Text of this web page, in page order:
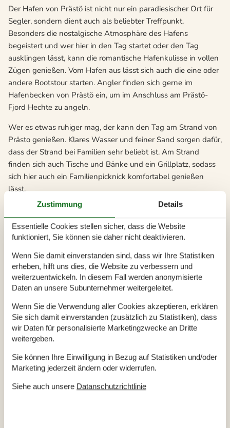
Der Hafen von Prästö ist nicht nur ein paradiesischer Ort für
Segler, sondern dient auch als beliebter Treffpunkt.
Besonders die nostalgische Atmosphäre des Hafens
begeistert und wer hier in den Tag startet oder den Tag
ausklingen lässt, kann die romantische Hafenkulisse in vollen
Zügen genießen. Vom Hafen aus lässt sich auch die eine oder
andere Bootstour starten. Angler finden sich gerne im
Hafenbecken von Prästö ein, um im Anschluss am Prästö-
Fjord Hechte zu angeln.
Wer es etwas ruhiger mag, der kann den Tag am Strand von
Prästo genießen. Klares Wasser und feiner Sand sorgen dafür,
dass der Strand bei Familien sehr beliebt ist. Am Strand
finden sich auch Tische und Bänke und ein Grillplatz, sodass
sich hier auch ein Familienpicknick komfortabel genießen
lässt.
Als besonders idyllisches Ausflugsziel gilt die Insel Mön. Die
an der Südspitze Seelands gelegene Insel ist bekannt für ihre
Kreidefelsen und ihre Megalithanlagen. Mit 119
geschichtsträchtiger Ort, bei dessen Besuch es einiges zu
entdecken gibt. Wer mehr über die prähistorische
Entwicklung der Region erfahren möchte, kann das
Rund um den Fischerort Nyord lieg ein wahres Naturparadies.
Hier lassen sich viele Vogelarten aus der Nähe beobachten
und Touren durch das Naturschutzgebiet sind immer mit
unvergesslichen Erlebnissen verbunden.
Ein herrliches Ausflugsziel ist auch die dänische Stadt
Nästved, die durch ihr mittelalterliches Stadtbild zu den
Zustimmung Details
Essentielle Cookies stellen sicher, dass die Website
funktioniert, Sie können sie daher nicht deaktivieren.
Wenn Sie damit einverstanden sind, dass wir Ihre Statistiken
erheben, hilft uns dies, die Website zu verbessern und
weiterzuentwickeln. In diesem Fall werden anonymisierte
Daten an unsere Subunternehmer weitergeleitet.
Wenn Sie die Verwendung aller Cookies akzeptieren, erklären
Sie sich damit einverstanden (zusätzlich zu Statistiken), dass
wir Daten für personalisierte Marketingzwecke an Dritte
weitergeben.
Sie können Ihre Einwilligung in Bezug auf Statistiken und/oder
Marketing jederzeit ändern oder widerrufen.
Siehe auch unsere Datanschutzrichtlinie